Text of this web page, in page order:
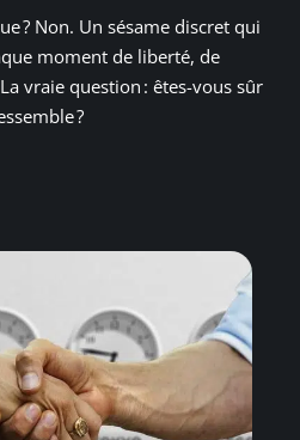
? Non. Un sésame discret qui
moment de liberté, de
vraie question : êtes-vous sûr
?